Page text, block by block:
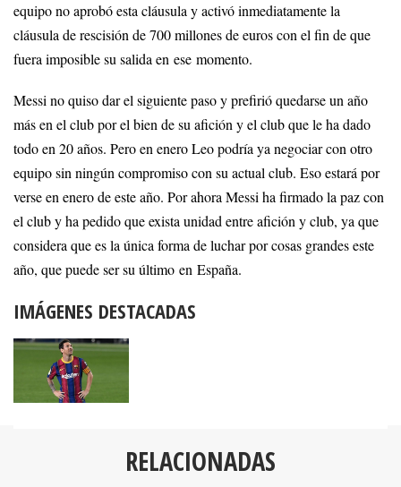
equipo no aprobó esta cláusula y activó inmediatamente la
cláusula de rescisión de 700 millones de euros con el fin de que
fuera imposible su salida en ese momento.
Messi no quiso dar el siguiente paso y prefirió quedarse un año
más en el club por el bien de su afición y el club que le ha dado
todo en 20 años. Pero en enero Leo podría ya negociar con otro
equipo sin ningún compromiso con su actual club. Eso estará por
verse en enero de este año. Por ahora Messi ha firmado la paz con
el club y ha pedido que exista unidad entre afición y club, ya que
considera que es la única forma de luchar por cosas grandes este
año, que puede ser su último en España.
IMÁGENES DESTACADAS
RELACIONADAS